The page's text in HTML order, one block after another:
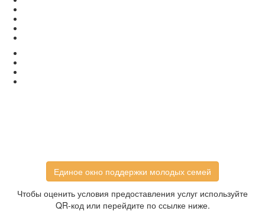
Единое окно поддержки молодых семей
Чтобы оценить условия предоставления услуг используйте
QR-код или перейдите по ссылке ниже.